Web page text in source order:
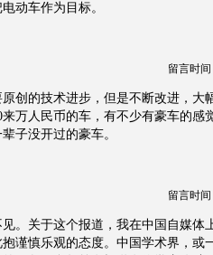
动车作为目标。
留言时间
创的技术进步，但是不断改进，大
万人民币的车，有不少有豪车的感
子没开过的豪车。
留言时间
。关于这个报道，我在中国自媒体
谨慎乐观的态度。中国学术界，或